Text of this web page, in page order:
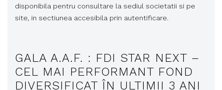
disponibila pentru consultare la sediul societatii si pe
site, in sectiunea accesibila prin autentificare.
GALA A.A.F. : FDI STAR NEXT –
CEL MAI PERFORMANT FOND
DIVERSIFICAT ÎN ULTIMII 3 ANI